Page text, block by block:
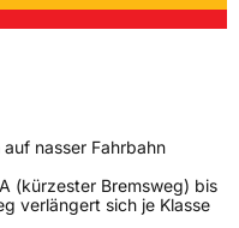
nasser Fahrbahn
(kürzester Bremsweg) bis
verlängert sich je Klasse